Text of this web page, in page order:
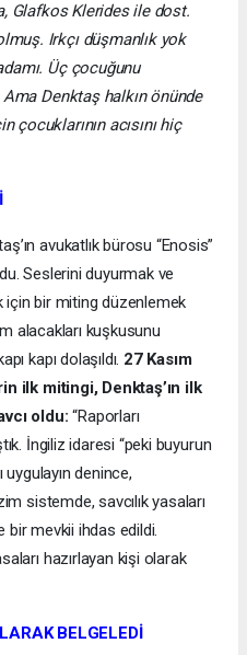
Glafkos Klerides ile dost.
Irkçı düşmanlık yok
Üç çocuğunu
Denktaş halkın önünde
acısını hiç
avukatlık bürosu “Enosis”
Seslerini duyurmak ve
için bir miting düzenlemek
alacakları kuşkusunu
kapı dolaşıldı. 27 Kasım
ilk mitingi, Denktaş’ın ilk
oldu:“Raporları
İngiliz idaresi “peki buyurun
uygulayın denince,
sistemde, savcılık yasaları
bir mevkii ihdas edildi.
hazırlayan kişi olarak
BELGELEDİ